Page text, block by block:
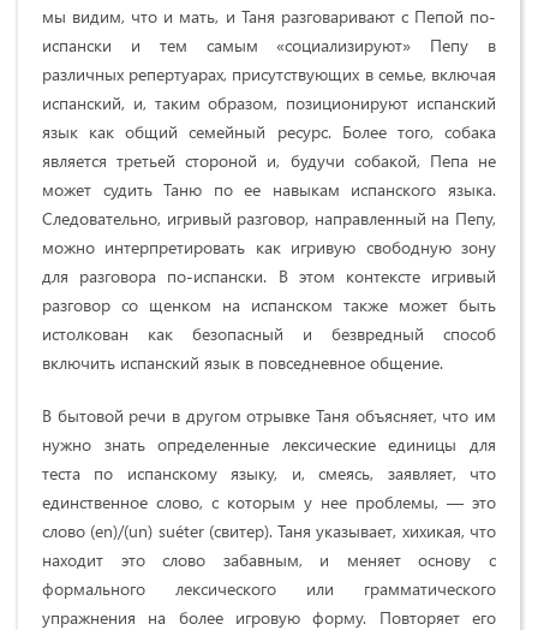
мы видим, что и мать, и Таня разговаривают с Пепой по-
испански и тем самым «социализируют» Пепу в
различных репертуарах, присутствующих в семье, включая
испанский, и, таким образом, позиционируют испанский
язык как общий семейный ресурс. Более того, собака
является третьей стороной и, будучи собакой, Пепа не
может судить Таню по ее навыкам испанского языка.
Следовательно, игривый разговор, направленный на Пепу,
можно интерпретировать как игривую свободную зону
для разговора по-испански. В этом контексте игривый
разговор со щенком на испанском также может быть
истолкован как безопасный и безвредный способ
включить испанский язык в повседневное общение.
В бытовой речи в другом отрывке Таня объясняет, что им
нужно знать определенные лексические единицы для
теста по испанскому языку, и, смеясь, заявляет, что
единственное слово, с которым у нее проблемы, — это
слово (en)/(un) suéter (свитер). Таня указывает, хихикая, что
находит это слово забавным, и меняет основу с
формального лексического или грамматического
упражнения на более игровую форму. Повторяет его